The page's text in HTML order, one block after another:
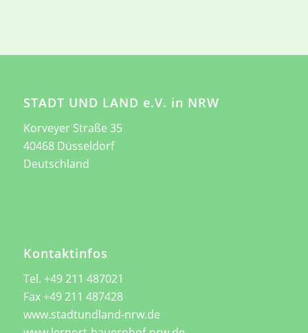
STADT UND LAND e.V. in NRW
Korveyer Straße 35
40468 Düsseldorf
Deutschland
Kontaktinfos
Tel. +49 211 487021
Fax +49 211 487428
www.stadtundland-nrw.de